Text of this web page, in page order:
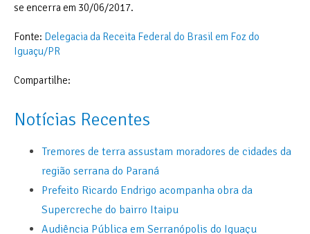
se encerra em 30/06/2017.
Fonte: Delegacia da Receita Federal do Brasil em Foz do
Iguaçu/PR
Compartilhe:
Notícias Recentes
Tremores de terra assustam moradores de cidades da
região serrana do Paraná
Prefeito Ricardo Endrigo acompanha obra da
Supercreche do bairro Itaipu
Audiência Pública em Serranópolis do Iguaçu